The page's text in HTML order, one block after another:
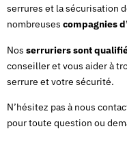
serrures et la sécurisation
nombreuses compagnies
Nos serruriers sont
conseiller et vous aider à
serrure et votre sécurité.
N’hésitez pas à nous
pour toute question ou